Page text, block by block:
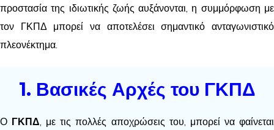
προστασία της ιδιωτικής ζωής αυξάνονται, η συμμόρφωση με
τον ΓΚΠΔ μπορεί να αποτελέσει σημαντικό ανταγωνιστικό
πλεονέκτημα.
1. Βασικές Αρχές του ΓΚΠΔ
Ο ΓΚΠΔ, με τις πολλές αποχρώσεις του, μπορεί να φαίνεται